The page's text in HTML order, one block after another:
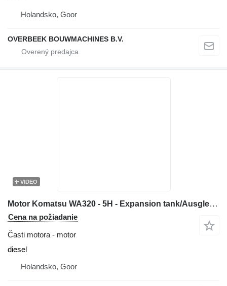
Holandsko, Goor
OVERBEEK BOUWMACHINES B.V.
VIDEO
Motor Komatsu WA320 - 5H - Expansion tank/Ausgleichsbehälter
Cena na požiadanie
Časti motora - motor
diesel
Holandsko, Goor